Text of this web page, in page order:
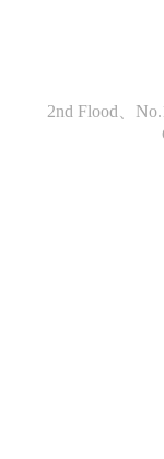
2nd Flood、